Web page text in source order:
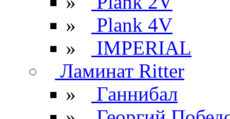
»
Plank 4V
»
IMPERIAL
Ламинат Ritter
»
Ганнибал